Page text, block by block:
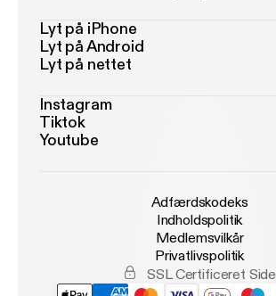
Lyt på iPhone
Lyt på Android
Lyt på nettet
Instagram
Tiktok
Youtube
Adfærdskodeks
Indholdspolitik
Medlemsvilkår
Privatlivspolitik
SSL Certificeret Side